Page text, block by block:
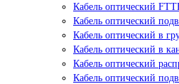
Кабель оптический
Кабель оптический
Кабель оптический в
Кабель оптический в
Кабель оптический
Кабель оптический